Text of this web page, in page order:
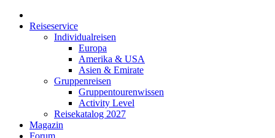
Reiseservice
Individualreisen
Europa
Amerika & USA
Asien & Emirate
Gruppenreisen
Gruppentourenwissen
Activity Level
Reisekatalog 2027
Magazin
Forum